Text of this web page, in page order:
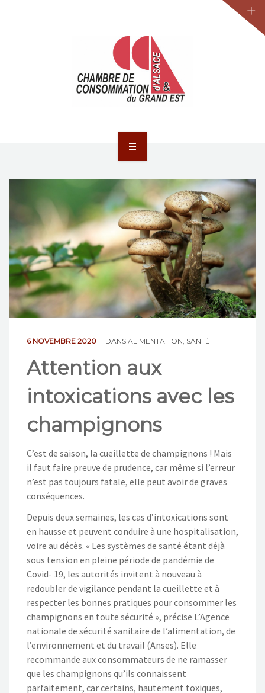
JURIDIQUE
LA CCA-GE
NOS ACTIONS
CONTACT
6 NOVEMBRE 2020 DANS ALIMENTATION SANTÉ
Attention aux
intoxications avec les
champignons
C’est de saison, la cueillette de champignons ! Mais
il faut faire preuve de prudence, car même si l’erreur
n’est pas toujours fatale, elle peut avoir de graves
conséquences.
Depuis deux semaines, les cas d’intoxications sont
en hausse et peuvent conduire à une hospitalisation,
voire au décès. « Les systèmes de santé étant déjà
sous tension en pleine période de pandémie de
Covid- 19, les autorités invitent à nouveau à
redoubler de vigilance pendant la cueillette et à
respecter les bonnes pratiques pour consommer les
champignons en toute sécurité », précise L’Agence
nationale de sécurité sanitaire de l’alimentation, de
l’environnement et du travail (Anses). Elle
recommande aux consommateurs de ne ramasser
que les champignons qu’ils connaissent
parfaitement, car certains, hautement toxiques,